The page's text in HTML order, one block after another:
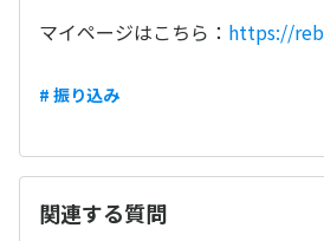
マイページはこちら： https://
# 振り込み
関連する質問